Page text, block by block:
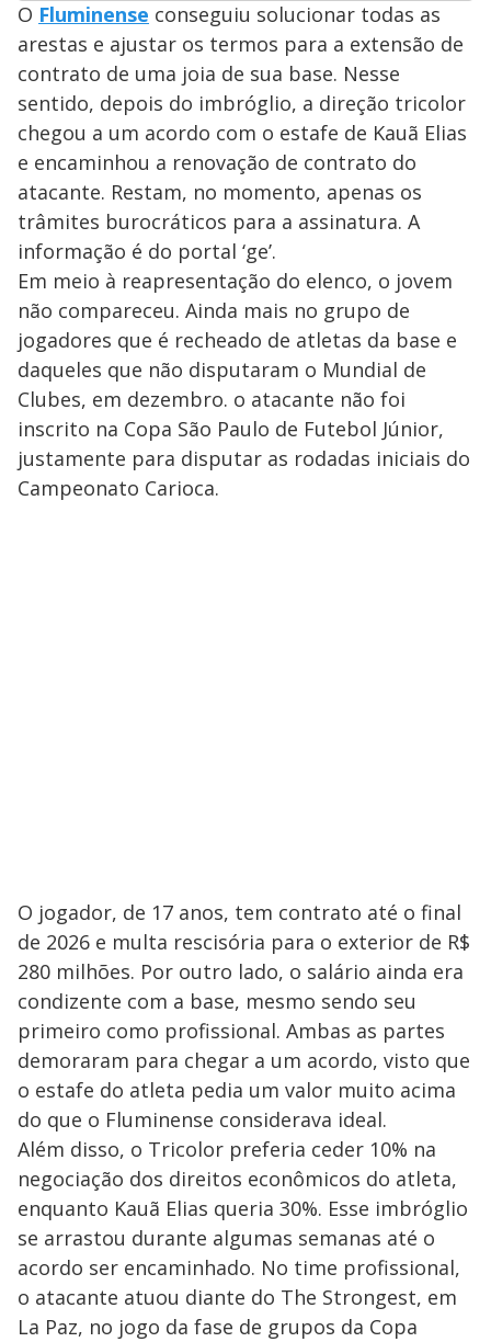
O Fluminense conseguiu solucionar todas as
arestas e ajustar os termos para a extensão de
contrato de uma joia de sua base. Nesse
sentido, depois do imbróglio, a direção tricolor
chegou a um acordo com o estafe de Kauã Elias
e encaminhou a renovação de contrato do
atacante. Restam, no momento, apenas os
trâmites burocráticos para a assinatura. A
informação é do portal ‘ge’.
Em meio à reapresentação do elenco, o jovem
não compareceu. Ainda mais no grupo de
jogadores que é recheado de atletas da base e
daqueles que não disputaram o Mundial de
Clubes, em dezembro. o atacante não foi
inscrito na Copa São Paulo de Futebol Júnior,
justamente para disputar as rodadas iniciais do
Campeonato Carioca.
O jogador, de 17 anos, tem contrato até o final
de 2026 e multa rescisória para o exterior de R$
280 milhões. Por outro lado, o salário ainda era
condizente com a base, mesmo sendo seu
primeiro como profissional. Ambas as partes
demoraram para chegar a um acordo, visto que
o estafe do atleta pedia um valor muito acima
do que o Fluminense considerava ideal.
Além disso, o Tricolor preferia ceder 10% na
negociação dos direitos econômicos do atleta,
enquanto Kauã Elias queria 30%. Esse imbróglio
se arrastou durante algumas semanas até o
acordo ser encaminhado. No time profissional,
o atacante atuou diante do The Strongest, em
La Paz, no jogo da fase de grupos da Copa